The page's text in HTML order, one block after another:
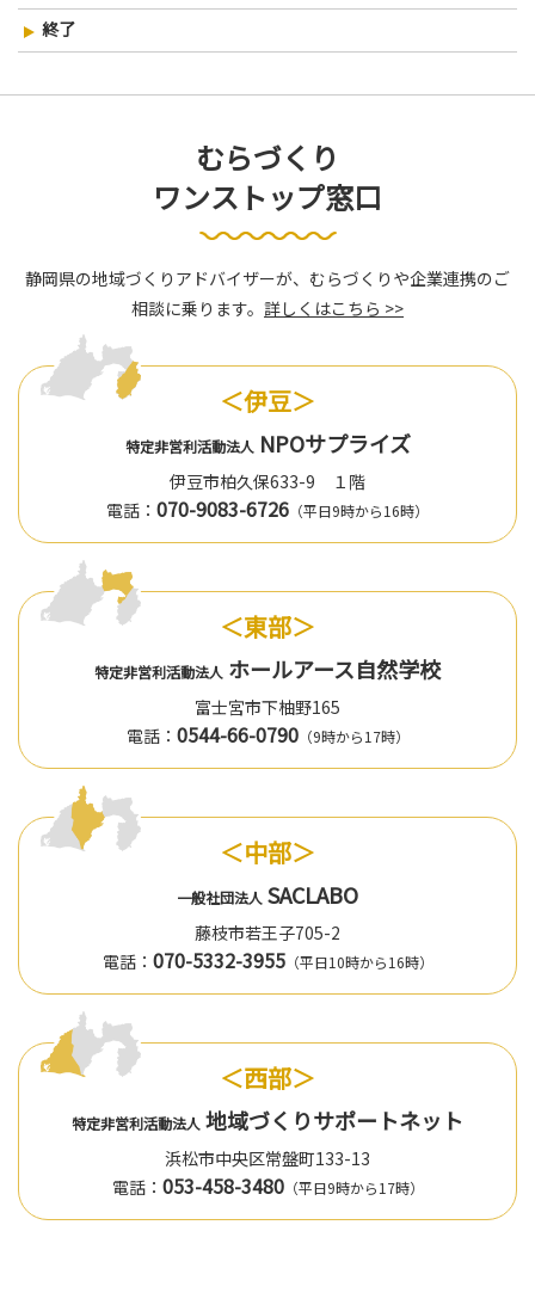
終了
むらづくり
ワンストップ窓口
静岡県の地域づくりアドバイザーが、むらづくりや企業連携のご
相談に乗ります。 詳しくはこちら >>
＜伊豆＞
特定非営利活動法人 NPOサプライズ
伊豆市柏久保633-9 １階
電話： 070-9083-6726 （平日9時から16時）
＜東部＞
特定非営利活動法人 ホールアース自然学校
富士宮市下柚野165
電話： 0544-66-0790（9時から17時）
＜中部＞
一般社団法人 SACLABO
藤枝市若王子705-2
電話： 070-5332-3955（平日10時から16時）
＜西部＞
特定非営利活動法人 地域づくりサポートネット
浜松市中央区常盤町133-13
電話： 053-458-3480（平日9時から17時）